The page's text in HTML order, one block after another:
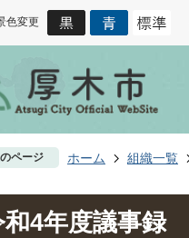
色変更
ページ ホーム 組織一覧
和4年度議事録